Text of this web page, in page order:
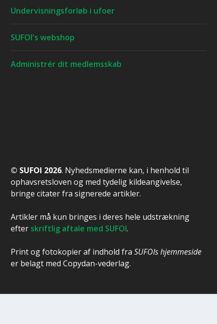
Undervisningsforløb i ufoer
SUFOI's webshop
Administrér dit medlemsskab
© SUFOI 2026. Nyhedsmedierne kan, i henhold til
ophavsretsloven og med tydelig kildeangivelse,
bringe citater fra signerede artikler.
Artikler må kun bringes i deres hele udstrækning
efter skriftlig aftale med SUFOI.
Print og fotokopier af indhold fraSUFOIs hjemmeside
er belagt med Copydan-vederlag.